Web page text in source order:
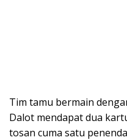
Tim tamu bermain
Dalot mendapat dua
tosan cuma satu